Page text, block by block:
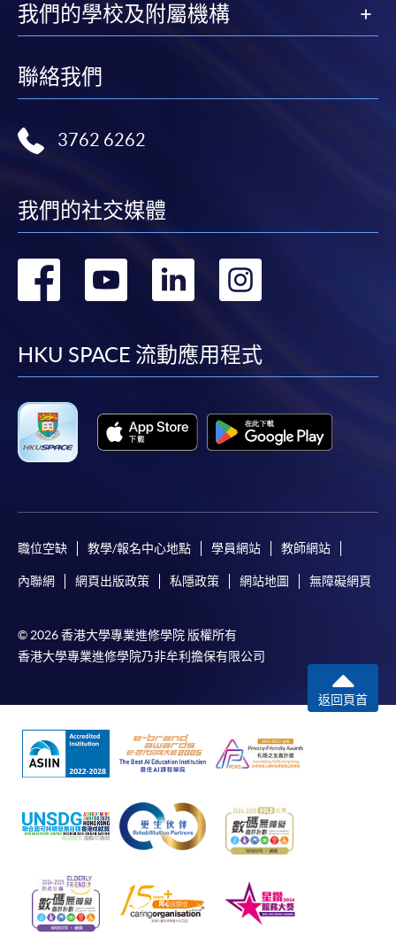
我們的學校及附屬機構
聯絡我們
3762 6262
我們的社交媒體
轉
facebook
轉
youtube
轉
linkedin
轉
HKU SPACE 流動應用程式
職位空缺 教學/報名中心地點 學員網站 教師網站
內聯網 網頁出版政策 私隱政策 網站地圖 無障礙網頁
© 2026 香港大學專業進修學院 版權所有
香港大學專業進修學院乃非牟利擔保有限公司
返回頁首